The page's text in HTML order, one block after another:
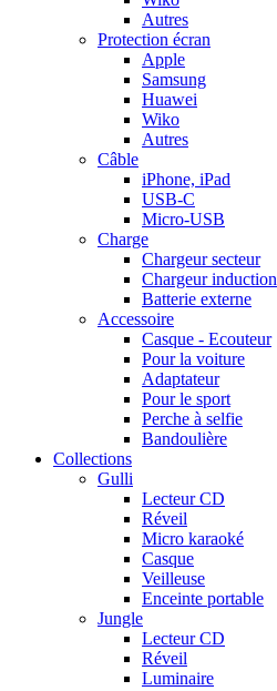
Autres
Protection écran
Apple
Samsung
Huawei
Wiko
Autres
Câble
iPhone, iPad
USB-C
Micro-USB
Charge
Chargeur secteur
Chargeur induction
Batterie externe
Accessoire
Casque - Ecouteur
Pour la voiture
Adaptateur
Pour le sport
Perche à selfie
Bandoulière
Collections
Gulli
Lecteur CD
Réveil
Micro karaoké
Casque
Veilleuse
Enceinte portable
Jungle
Lecteur CD
Réveil
Luminaire